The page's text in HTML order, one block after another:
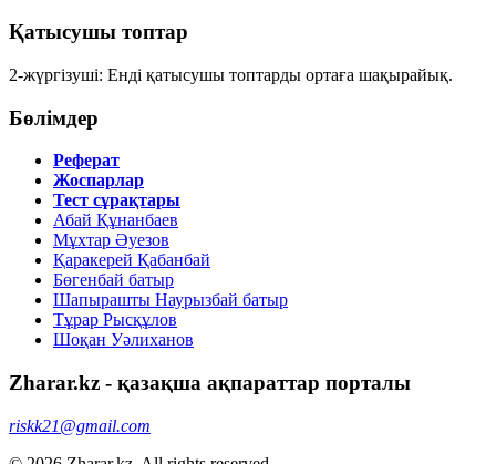
Қатысушы топтар
2-жүргізуші: Енді қатысушы топтарды ортаға шақырайық.
Бөлімдер
Реферат
Жоспарлар
Тест сұрақтары
Абай Құнанбаев
Мұхтар Әуезов
Қаракерей Қабанбай
Бөгенбай батыр
Шапырашты Наурызбай батыр
Тұрар Рысқұлов
Шоқан Уәлиханов
Zharar.kz - қазақша ақпараттар порталы
riskk21@gmail.com